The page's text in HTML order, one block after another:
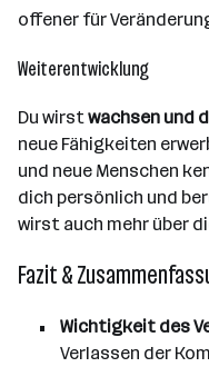
offener für
Weiterentwicklung
Du wirst wachsen und
neue Fähigkeiten
und neue Menschen
dich persönlich und
wirst auch mehr über
Fazit &
Wichtigkeit des
Verlassen der